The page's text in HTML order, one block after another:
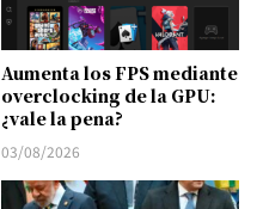
Aumenta los FPS mediante
overclocking de la GPU:
¿vale la pena?
03/08/2026